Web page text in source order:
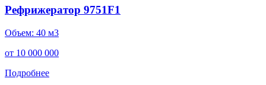
Рефрижератор 9751F1
Объем: 40 м3
от 10 000 000
Подробнее